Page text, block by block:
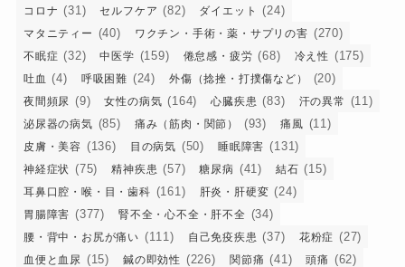
コロナ (31) セルフケア (82) ダイエット (24)
マタニティー (40) ワクチン・手術・薬・サプリの害 (270)
不眠症 (32) 中医学 (159) 倦怠感・疲労 (68) 冷え性 (175)
吐血 (4) 呼吸困難 (24) 外傷（捻挫・打撲傷など） (20)
夜間頻尿 (9) 女性の病気 (164) 心臓疾患 (83) 汗の異常 (11)
泌尿器の病気 (85) 痛み（筋肉・関節） (93) 痛風 (11)
皮膚・美容 (136) 目の病気 (50) 睡眠障害 (131)
神経症状 (75) 精神疾患 (57) 糖尿病 (41) 結石 (15)
耳鼻口腔・喉・目・歯科 (161) 肝炎・肝硬変 (24)
胃腸障害 (377) 腎不全・心不全・肝不全 (34)
腰・背中・お尻が痛い (111) 自己免疫疾患 (37) 花粉症 (27)
血便と血尿 (15) 鍼の即効性 (226) 関節痛 (41) 頭痛 (62)